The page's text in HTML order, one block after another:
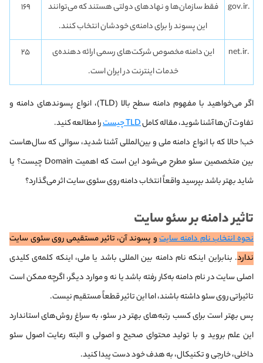
.gov.ir
فقط سازمان‌ها و نهادهای دولتی هستند که می‌توانند
این پسوند را برای دامنه‌ی خودشان انتخاب کنند.
۱۶۹
.net.ir
این دامنه مخصوص شرکت‌های رسمی ارائه دهنده‌ی
خدمات اینترنت در ایران است.
۲۵
اگر می‌خواهید با مفهوم دامنه سطح بالا (TLD)، انواع پسوندهای دامنه و
تفاوت آن‌ها آشنا شوید، مقاله کاملTLD چیست
را مطالعه کنید.
خب! حالا که با انواع دامنه ملی و بین‌المللی آشنا شدید، سوالی که سال‌هاست
بین متخصصین سئو مطرح می‌شود این است که اهمیت Domain چیست؟ یا
شاید بهتر باشد بپرسید واقعاً انتخاب دامنه روی سئوی سایت اثر می‌گذارد؟
تاثیر دامنه بر سئو سایت
نحوه انتخاب نام دامنه سایتو پسوند آن، تاثیر مستقیمی روی سئوی سایت
ندارد. بنابراین اینکه نام دامنه بین المللی باشد یا ملی، اینکه کلمه‌ی کلیدی
اصلی سایت در نام دامنه به‌کار رفته باشد یا نه و موارد دیگر، اگرچه ممکن است
تاثیراتی روی سئو داشته باشند، اما این تاثیر قطعاً مستقیم نیست.
پس بهتر است برای کسب رتبه‌های بهتر در سئو، به سراغ روش‌های استاندارد
این علم بروید و با تولید محتوای صحیح و اصولی و البته رعایت اصول سئو
داخلی، خارجی و تکنیکال، به هدف خود دست پیدا کنید.